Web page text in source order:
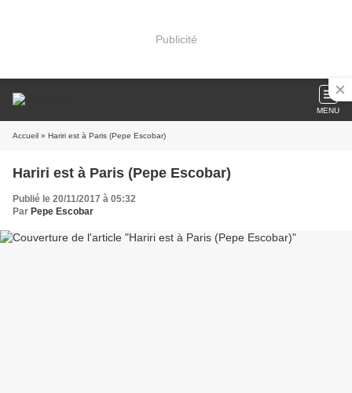
Publicité
MENU
Accueil » Hariri est à Paris (Pepe Escobar)
Hariri est à Paris (Pepe Escobar)
Publié le 20/11/2017 à 05:32
Par Pepe Escobar